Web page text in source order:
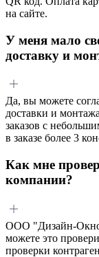
на сайте.
У меня мало
доставку и
Да, вы можете
доставки и
заказов с
в заказе более 3
Как мне
компании?
ООО "Дизайн-
можете это
проверки